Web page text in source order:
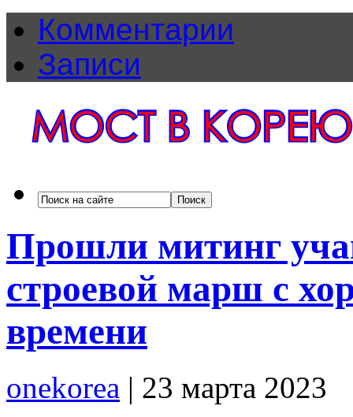
Комментарии
Записи
Прошли митинг
строевой марш с
времени
onekorea | 23 марта 2023